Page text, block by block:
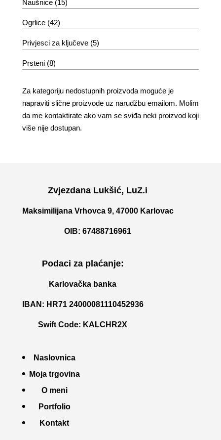
Naušnice (15)
Ogrlice (42)
Privjesci za ključeve (5)
Prsteni (8)
Za kategoriju nedostupnih proizvoda moguće je
napraviti slične proizvode uz narudžbu emailom. Molim
da me kontaktirate ako vam se sviđa neki proizvod koji
više nije dostupan.
Zvjezdana Lukšić, LuZ.i
Maksimilijana Vrhovca 9, 47000 Karlovac
OIB: 67488716961
Podaci za plaćanje:
Karlovačka banka
IBAN: HR71 24000081110452936
Swift Code: KALCHR2X
Naslovnica
Moja trgovina
O meni
Portfolio
Kontakt